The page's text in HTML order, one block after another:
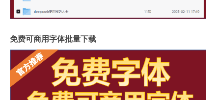
免费可商用字体批量下载